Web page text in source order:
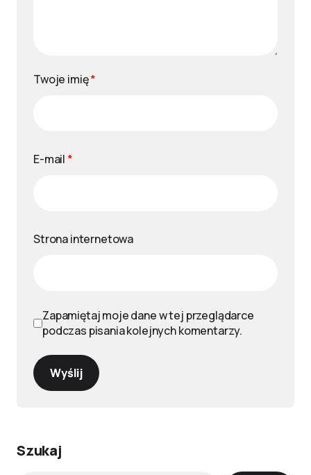
Twoje imię*
E-mail *
Strona internetowa
Zapamiętaj moje dane w tej przeglądarce
podczas pisania kolejnych komentarzy.
Wyślij
Szukaj